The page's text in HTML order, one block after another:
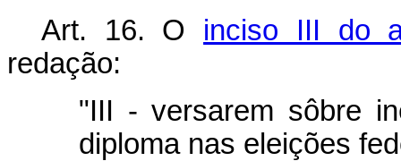
Art. 16. O inciso III do
redação:
"III - versarem sôbre
diploma nas eleições